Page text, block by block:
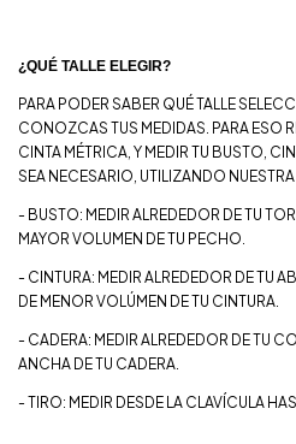
¿QUÉ TALLE ELEGIR?
PARA PODER SABER QUÉ TALLE
CONOZCAS TUS MEDIDAS. PARA ESO
CINTA MÉTRICA, Y MEDIR TU BUSTO,
SEA NECESARIO, UTILIZANDO
- BUSTO: MEDIR ALREDEDOR DE TU
MAYOR VOLUMEN DE TU PECHO.
- CINTURA: MEDIR ALREDEDOR DE TU
DE MENOR VOLÚMEN DE TU CINTURA.
- CADERA: MEDIR ALREDEDOR DE TU
ANCHA DE TU CADERA.
- TIRO: MEDIR DESDE LA CLAVÍCULA